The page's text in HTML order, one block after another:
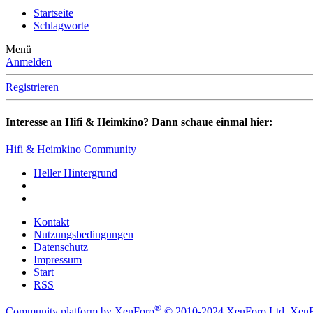
Startseite
Schlagworte
Menü
Anmelden
Registrieren
Interesse an Hifi & Heimkino? Dann schaue einmal hier:
Hifi & Heimkino Community
Heller Hintergrund
Kontakt
Nutzungsbedingungen
Datenschutz
Impressum
Start
RSS
®